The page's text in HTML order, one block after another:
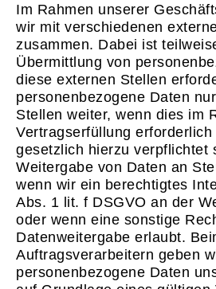
Im Rahmen unserer
wir mit verschiedenen
zusammen. Dabei ist
Übermittlung von
diese externen Stellen
personenbezogene Daten
Stellen weiter, wenn dies im
Vertragserfüllung
gesetzlich hierzu verpflichtet
Weitergabe von Daten an
wenn wir ein berechtigtes
Abs. 1 lit. f DSGVO an der
oder wenn eine sonstige
Datenweitergabe erlaubt.
Auftragsverarbeitern geben
personenbezogene Daten